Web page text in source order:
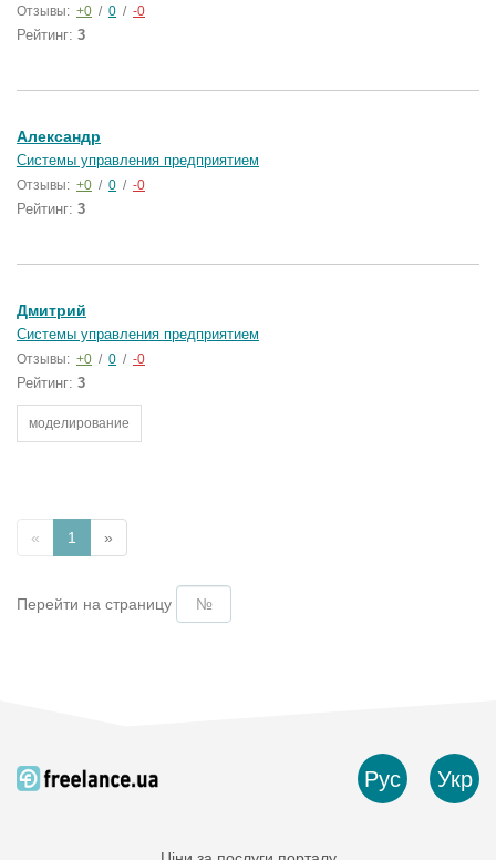
Отзывы: +0 / 0 / -0
Рейтинг: 3
Александр
Системы управления предприятием
Отзывы: +0 / 0 / -0
Рейтинг: 3
Дмитрий
Системы управления предприятием
Отзывы: +0 / 0 / -0
Рейтинг: 3
моделирование
« 1 »
Перейти на страницу
Рус Укр